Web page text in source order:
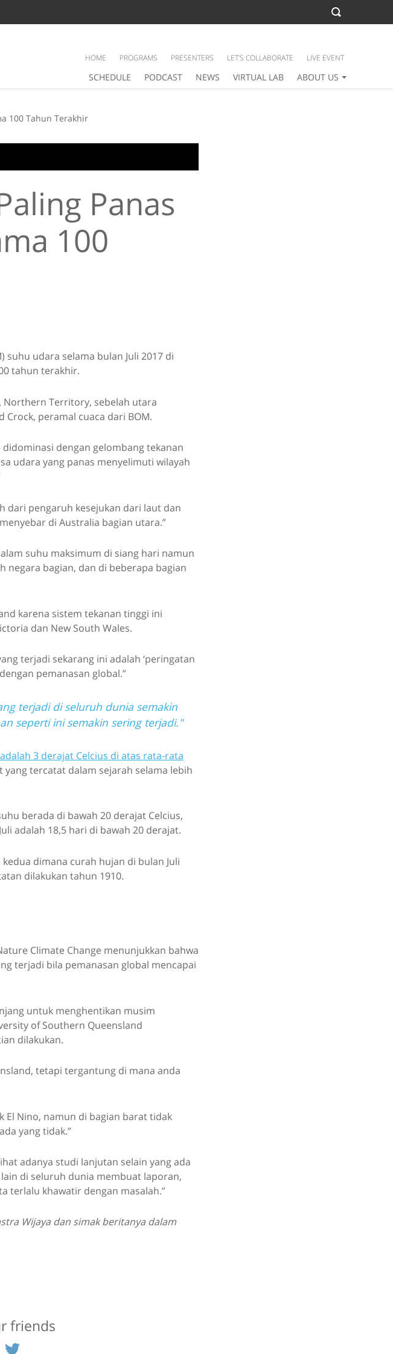
SCHEDULE PODCAST NEWS VIRTUAL LAB ABOUT US
HOME PROGRAMS PRESENTERS LET’S COLLABORATE LIVE EVENT
100 Tahun Terakhir
Panas
100
udara selama bulan Juli 2017 di
tahun terakhir.
Northern Territory, sebelah utara
Crock, peramal cuaca dari BOM.
dengan gelombang tekanan
udara yang panas menyelimuti wilayah
dari pengaruh kesejukan dari laut dan
di Australia bagian utara.”
suhu maksimum di siang hari namun
bagian, dan di beberapa bagian
karena sistem tekanan tinggi ini
dan New South Wales.
terjadi sekarang ini adalah ‘peringatan
pemanasan global.”
terjadi di seluruh dunia semakin
seperti ini semakin sering terjadi."
3 derajat Celcius di atas rata-rata
tercatat dalam sejarah selama lebih
berada di bawah 20 derajat Celcius,
adalah 18,5 hari di bawah 20 derajat.
dimana curah hujan di bulan Juli
dilakukan tahun 1910.
Climate Change menunjukkan bahwa
terjadi bila pemanasan global mencapai
untuk menghentikan musim
of Southern Queensland
dilakukan.
tetapi tergantung di mana anda
El Nino, namun di bagian barat tidak
yang tidak.”
adanya studi lanjutan selain yang ada
di seluruh dunia membuat laporan,
terlalu khawatir dengan masalah.”
Wijaya dan simak beritanya dalam
friends